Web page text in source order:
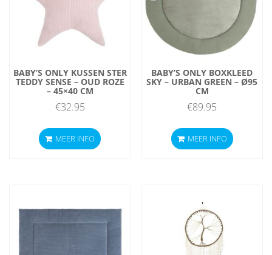
BABY’S ONLY KUSSEN STER
TEDDY SENSE – OUD ROZE
– 45×40 CM
€32.95
MEER INFO
BABY’S ONLY BOXKLEED
SKY – URBAN GREEN – Ø95
CM
€89.95
MEER INFO